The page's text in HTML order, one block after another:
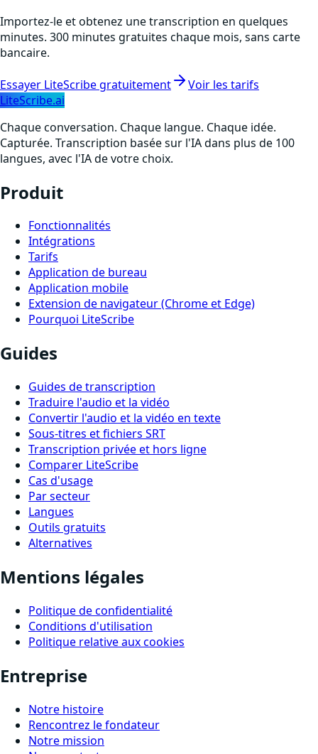
Importez-le et obtenez une transcription en quelques
minutes. 300 minutes gratuites chaque mois, sans carte
bancaire.
Essayer LiteScribe gratuitement
Voir les tarifs
LiteScribe.ai
Chaque conversation. Chaque langue. Chaque idée.
Capturée. Transcription basée sur l'IA dans plus de 100
langues, avec l'IA de votre choix.
Produit
Fonctionnalités
Intégrations
Tarifs
Application de bureau
Application mobile
Extension de navigateur (Chrome et Edge)
Pourquoi LiteScribe
Guides
Guides de transcription
Traduire l'audio et la vidéo
Convertir l'audio et la vidéo en texte
Sous-titres et fichiers SRT
Transcription privée et hors ligne
Comparer LiteScribe
Cas d'usage
Par secteur
Langues
Outils gratuits
Alternatives
Mentions légales
Politique de confidentialité
Conditions d'utilisation
Politique relative aux cookies
Entreprise
Notre histoire
Rencontrez le fondateur
Notre mission